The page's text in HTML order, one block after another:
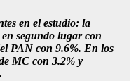
en el estudio: la
segundo lugar con
PAN con 9.6%. En los
MC con 3.2% y